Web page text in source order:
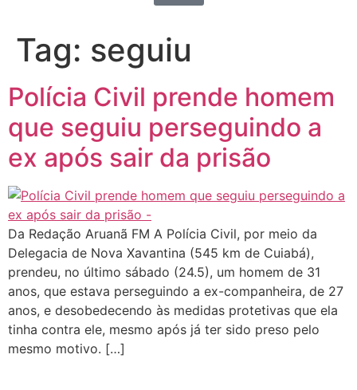
Tag: seguiu
Polícia Civil prende homem
que seguiu perseguindo a
ex após sair da prisão
Da Redação Aruanã FM A Polícia Civil, por meio da
Delegacia de Nova Xavantina (545 km de Cuiabá),
prendeu, no último sábado (24.5), um homem de 31
anos, que estava perseguindo a ex-companheira, de 27
anos, e desobedecendo às medidas protetivas que ela
tinha contra ele, mesmo após já ter sido preso pelo
mesmo motivo. […]